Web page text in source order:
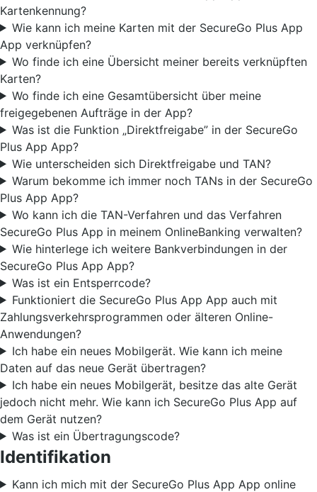
Kartenkennung?
Wie kann ich meine Karten mit der SecureGo Plus App
App verknüpfen?
Wo finde ich eine Übersicht meiner bereits verknüpften
Karten?
Wo finde ich eine Gesamtübersicht über meine
freigegebenen Aufträge in der App?
Was ist die Funktion „Direktfreigabe” in der SecureGo
Plus App App?
Wie unterscheiden sich Direktfreigabe und TAN?
Warum bekomme ich immer noch TANs in der SecureGo
Plus App App?
Wo kann ich die TAN-Verfahren und das Verfahren
SecureGo Plus App in meinem OnlineBanking verwalten?
Wie hinterlege ich weitere Bankverbindungen in der
SecureGo Plus App App?
Was ist ein Entsperrcode?
Funktioniert die SecureGo Plus App App auch mit
Zahlungsverkehrsprogrammen oder älteren Online-
Anwendungen?
Ich habe ein neues Mobilgerät. Wie kann ich meine
Daten auf das neue Gerät übertragen?
Ich habe ein neues Mobilgerät, besitze das alte Gerät
jedoch nicht mehr. Wie kann ich SecureGo Plus App auf
dem Gerät nutzen?
Was ist ein Übertragungscode?
Identifikation
Kann ich mich mit der SecureGo Plus App App online